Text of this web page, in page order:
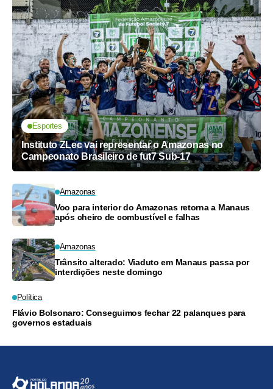
Esportes
Instituto ZLec vai representar o Amazonas no
Campeonato Brasileiro de fut7 Sub-17
Amazonas
Voo para interior do Amazonas retorna a Manaus
após cheiro de combustível e falhas
Amazonas
Trânsito alterado: Viaduto em Manaus passa por
interdições neste domingo
Política
Flávio Bolsonaro: Conseguimos fechar 22 palanques para
governos estaduais